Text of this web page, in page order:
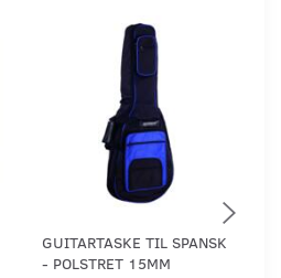
GUITARTASKE TIL SPANSK
- POLSTRET 15MM